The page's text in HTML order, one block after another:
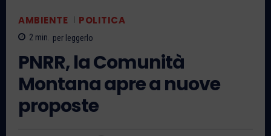
AMBIENTE POLITICA
2 min. per leggerlo
PNRR, la Comunità
Montana apre a nuove
proposte